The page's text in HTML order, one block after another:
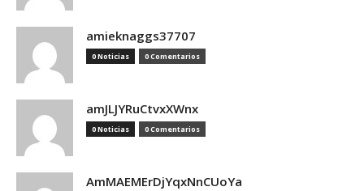
amieknaggs37707
0 Noticias 0 Comentarios
amJLJYRuCtvxXWnx
0 Noticias 0 Comentarios
AmMAEMErDjYqxNnCUoYa